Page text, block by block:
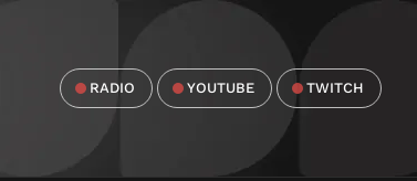
RADIO YOUTUBE TWITCH